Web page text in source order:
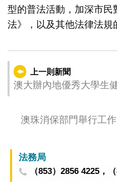
型的普法活動，加深市民
法》，以及其他法律法規
上一則新聞
澳大辦內地優秀大學生
澳珠消保部門舉行工
法務局
（853）2856 4225，